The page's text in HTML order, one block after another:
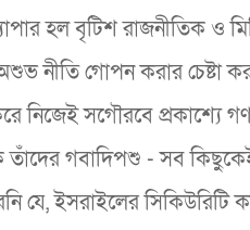
হল বৃটিশ‌ রাজনীতিক ও
গোপন করার চেষ্টা করুক
নিজেই সগৌরবে প্রকাশ্যে
গবাদিপশু - সব
যে, ইসরাইলের সিকিউরিটি